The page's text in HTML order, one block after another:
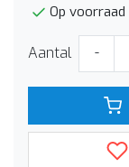
Op voorraad
Aantal -